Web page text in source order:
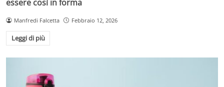
essere così in forma
Manfredi Falcetta Febbraio 12, 2026
Leggi di più